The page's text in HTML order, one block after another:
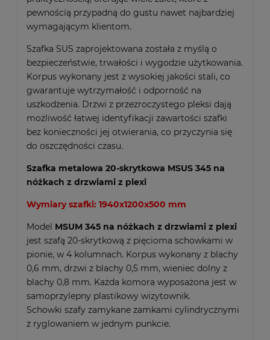
pewnością przypadną do gustu nawet najbardziej
wymagającym klientom.
Szafka SUS zaprojektowana została z myślą o
bezpieczeństwie, trwałości i wygodzie użytkowania.
Korpus wykonany jest z wysokiej jakości stali, co
gwarantuje wytrzymałość i odporność na
uszkodzenia. Drzwi z przezroczystego pleksi dają
możliwość łatwej identyfikacji zawartości szafki
bez konieczności jej otwierania, co przyczynia się
do oszczędności czasu.
Szafka metalowa 20-skrytkowa MSUS 345 na
nóżkach z drzwiami z plexi
Wymiary szafki: 1940x1200x500 mm
Model MSUM 345 na nóżkach z drzwiami z plexi
jest szafą 20-skrytkową z pięcioma schowkami w
pionie, w 4 kolumnach. Korpus wykonany z blachy
0,6 mm, drzwi z blachy 0,5 mm, wieniec dolny z
blachy 0,8 mm. Każda komora wyposażona jest w
samoprzylepny plastikowy wizytownik.
Schowki szafy zamykane zamkami cylindrycznymi
z ryglowaniem w jednym punkcie.